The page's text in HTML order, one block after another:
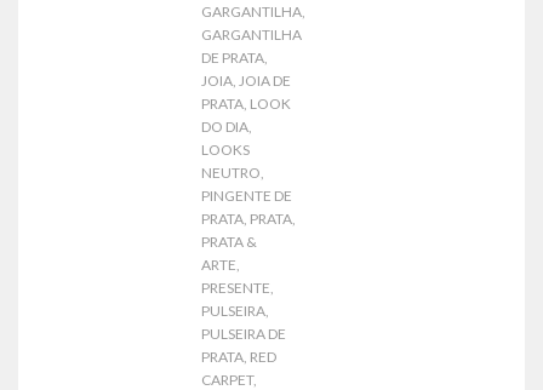
GARGANTILHA,
GARGANTILHA
DE PRATA,
JOIA,JOIA DE
PRATA, LOOK
DO DIA,
LOOKS
NEUTRO,
PINGENTE DE
PRATA, PRATA,
PRATA &
ARTE,
PRESENTE,
PULSEIRA,
PULSEIRA DE
PRATA, RED
CARPET,